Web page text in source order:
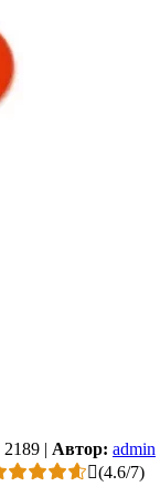
2189 | Автор: admin
(4.6/7)